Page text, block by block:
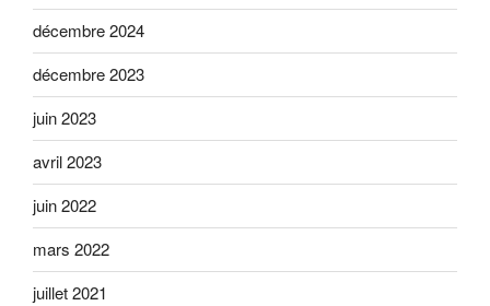
décembre 2024
décembre 2023
juin 2023
avril 2023
juin 2022
mars 2022
juillet 2021